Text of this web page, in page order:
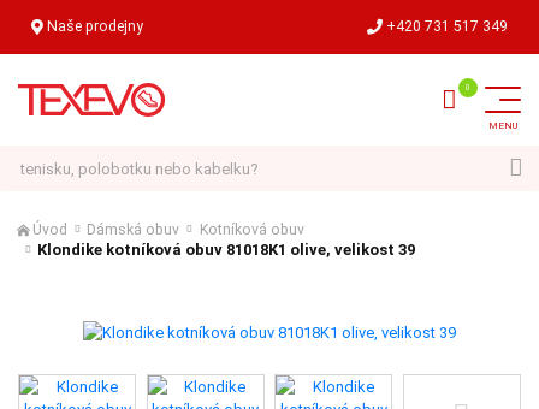
Naše prodejny +420 731 517 349
Úvod Dámská obuv Kotníková obuv
Klondike kotníková obuv 81018K1 olive, velikost 39